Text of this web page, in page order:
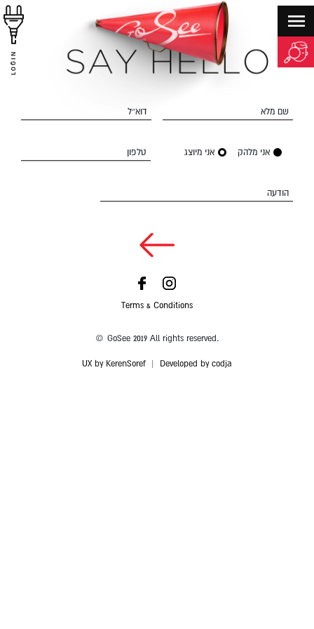
LOGIN
שם מלא דוא״ל
אני מלהק אני מיוצג טלפון
הודעה
Terms & Conditions
© GoSee 2019 All rights reserved.
UX by KerenSoref Developed by codja